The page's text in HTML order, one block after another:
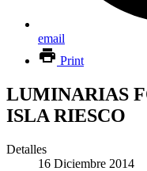
email
Print
LUMINARIAS
ISLA RIESCO
Detalles
16 Diciembre 2014